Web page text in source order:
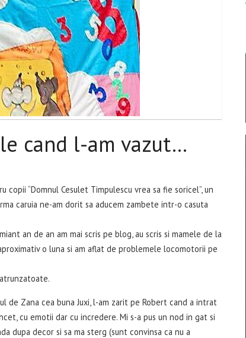
cand l-am vazut…
“Domnul Cesulet Timpulescu vrea sa fie soricel”, un
caruia ne-am dorit sa aducem zambete intr-o casuta
an de an am mai scris pe blog, au scris si mamele de la
o luna si am aflat de problemele locomotorii pe
de Zana cea buna Juxi, l-am zarit pe Robert cand a intrat
cu emotii dar cu incredere. Mi s-a pus un nod in gat si
dupa decor si sa ma sterg (sunt convinsa ca nu a